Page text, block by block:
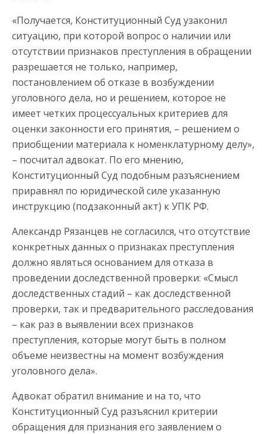
«Получается, Конституционный Суд узаконил
ситуацию, при которой вопрос о наличии или
отсутствии признаков преступления в обращении
разрешается не только, например,
постановлением об отказе в возбуждении
уголовного дела, но и решением, которое не
имеет четких процессуальных критериев для
оценки законности его принятия, – решением о
приобщении материала к номенклатурному делу»,
– посчитал адвокат. По его мнению,
Конституционный Суд подобным разъяснением
приравнял по юридической силе указанную
инструкцию (подзаконный акт) к УПК РФ.
Александр Рязанцев не согласился, что отсутствие
конкретных данных о признаках преступления
должно являться основанием для отказа в
проведении доследственной проверки: «Смысл
доследственных стадий – как доследственной
проверки, так и предварительного расследования
– как раз в выявлении всех признаков
преступления, которые могут быть в полном
объеме неизвестны на момент возбуждения
уголовного дела».
Адвокат обратил внимание и на то, что
Конституционный Суд разъяснил критерии
обращения для признания его заявлением о